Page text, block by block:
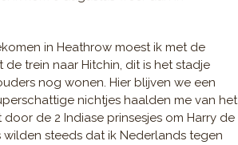
in Heathrow moest ik met de
trein naar Hitchin, dit is het stadje
nog wonen. Hier blijven we een
nichtjes haalden me van het
de 2 Indiase prinsesjes om Harry de
steeds dat ik Nederlands tegen